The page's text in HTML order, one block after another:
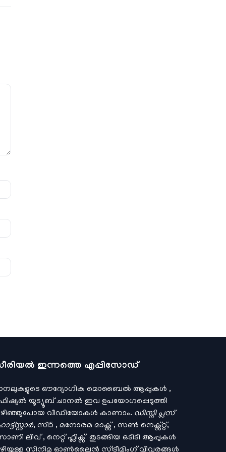
ഇന്നത്തെ എപ്പിസോഡ്
ഔദ്യോഗിക മൊബൈല്‍ ആപ്പുകള്‍ ,
യൂട്യൂബ് ചാനല്‍ ഇവ ഉപയോഗപ്പെടുത്തി
വീഡിയോകള്‍ കാണാം. ഡിസ്നി പ്ലസ്
, സീ5 , മനോരമ മാക്സ് , സണ്‍ നെക്സ്റ്റ്,
ലിവ് , നെറ്റ് ഫ്ലിക്സ് തുടങ്ങിയ ഒടിടി ആപ്പുകള്‍
സിനിമ ഓണ്‍ലൈന്‍ സ്ട്രീമിംഗ് വിവരങ്ങള്‍